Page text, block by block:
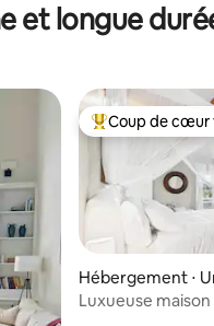
et longue
: 4,83 sur 5
appréciés Coups de cœur
Coup de cœur
Hébergement ⋅
Luxueuse